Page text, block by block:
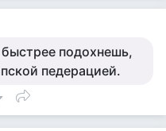
подохнешь,
педерацией.